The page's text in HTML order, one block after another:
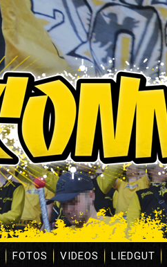
FOTOS VIDEOS LIEDGUT